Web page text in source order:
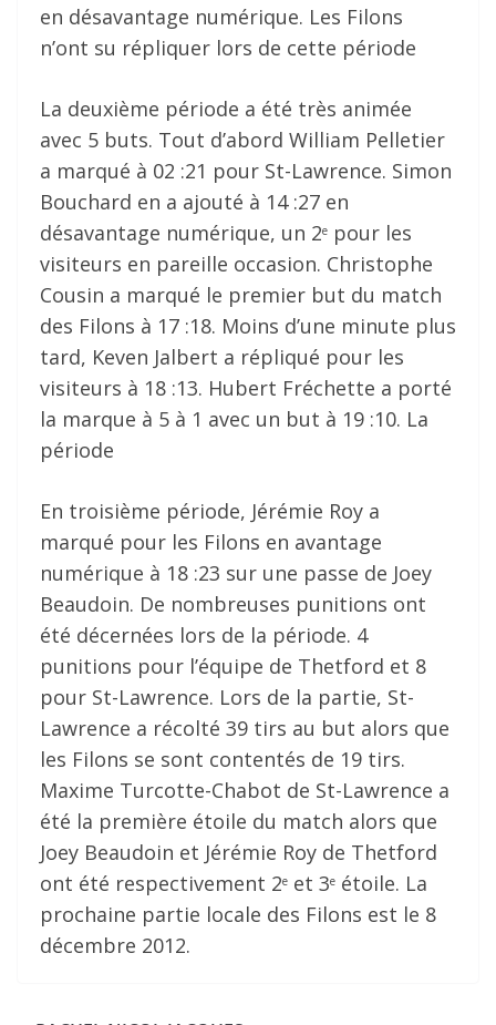
en désavantage numérique. Les Filons
n’ont su répliquer lors de cette période
La deuxième période a été très animée
avec 5 buts. Tout d’abord William Pelletier
a marqué à 02 :21 pour St-Lawrence. Simon
Bouchard en a ajouté à 14 :27 en
désavantage numérique, un 2e pour les
visiteurs en pareille occasion. Christophe
Cousin a marqué le premier but du match
des Filons à 17 :18. Moins d’une minute plus
tard, Keven Jalbert a répliqué pour les
visiteurs à 18 :13. Hubert Fréchette a porté
la marque à 5 à 1 avec un but à 19 :10. La
période
En troisième période, Jérémie Roy a
marqué pour les Filons en avantage
numérique à 18 :23 sur une passe de Joey
Beaudoin. De nombreuses punitions ont
été décernées lors de la période. 4
punitions pour l’équipe de Thetford et 8
pour St-Lawrence. Lors de la partie, St-
Lawrence a récolté 39 tirs au but alors que
les Filons se sont contentés de 19 tirs.
Maxime Turcotte-Chabot de St-Lawrence a
été la première étoile du match alors que
Joey Beaudoin et Jérémie Roy de Thetford
ont été respectivement 2e et 3e étoile. La
prochaine partie locale des Filons est le 8
décembre 2012.